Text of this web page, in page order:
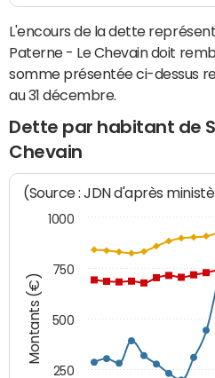
L'encours de la dette
Paterne - Le Chevain doit
somme présentée ci-dessus
au 31 décembre.
Dette par habitant de
Chevain
Montants (€)
(Source : JDN d'après
250
500
750
1000